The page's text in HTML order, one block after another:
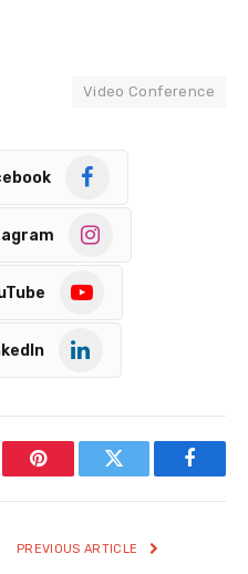
Video Conference
Facebook
Twitter